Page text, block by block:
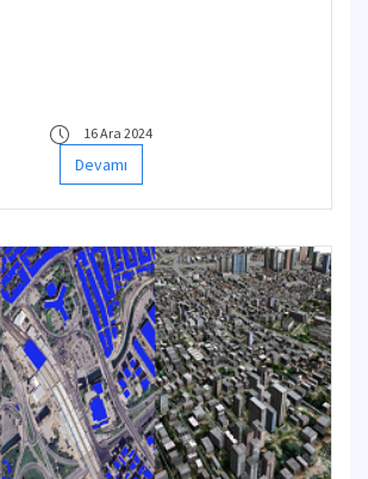
16 Ara 2024
Devamı